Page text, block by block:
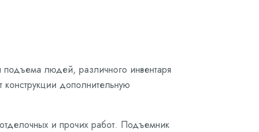
людей, различного инвентаря
дополнительную
и прочих работ. Подъемник